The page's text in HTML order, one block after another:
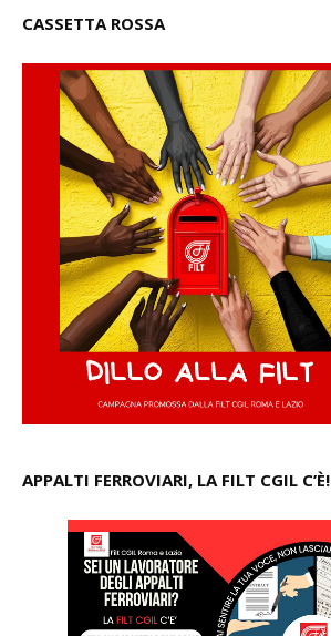
CASSETTA ROSSA
APPALTI FERROVIARI, LA FILT CGIL C’È!